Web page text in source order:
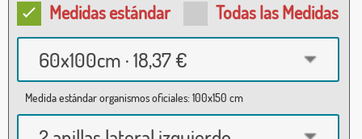
Medidas estándar Todas las Medidas
60x100cm · 18,37 €
Medida estándar organismos oficiales: 100x150 cm